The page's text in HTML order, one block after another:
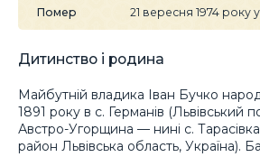
Помер 21 вересня 1974 року у
Дитинство і родина
Майбутній владика Іван Бучко
1891 року в с. Германів (Львівський
Австро-Угорщина — нині с.
район Львівська область, Україна).